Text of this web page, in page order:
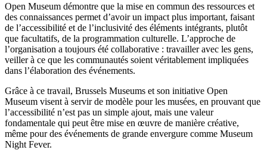
Open Museum démontre que la mise en commun des ressources et
des connaissances permet d’avoir un impact plus important, faisant
de l’accessibilité et de l’inclusivité des éléments intégrants, plutôt
que facultatifs, de la programmation culturelle. L’approche de
l’organisation a toujours été collaborative : travailler avec les gens,
veiller à ce que les communautés soient véritablement impliquées
dans l’élaboration des événements.
Grâce à ce travail, Brussels Museums et son initiative Open
Museum visent à servir de modèle pour les musées, en prouvant que
l’accessibilité n’est pas un simple ajout, mais une valeur
fondamentale qui peut être mise en œuvre de manière créative,
même pour des événements de grande envergure comme Museum
Night Fever.